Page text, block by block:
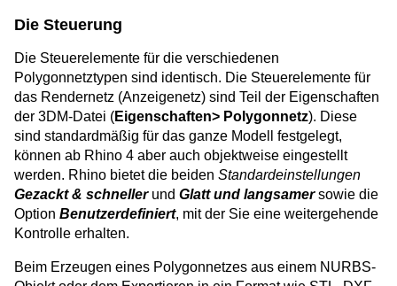
Die Steuerung
Die Steuerelemente für die verschiedenen
Polygonnetztypen sind identisch. Die Steuerelemente für
das Rendernetz (Anzeigenetz) sind Teil der Eigenschaften
der 3DM-Datei (Eigenschaften> Polygonnetz). Diese
sind standardmäßig für das ganze Modell festgelegt,
können ab Rhino 4 aber auch objektweise eingestellt
werden. Rhino bietet die beiden Standardeinstellungen
Gezackt & schnellerund Glatt und langsamersowie die
Option Benutzerdefiniert, mit der Sie eine weitergehende
Kontrolle erhalten.
Beim Erzeugen eines Polygonnetzes aus einem NURBS-